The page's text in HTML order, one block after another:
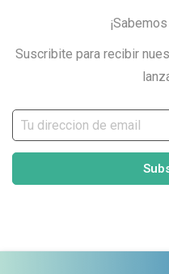
Suscribite para recibir